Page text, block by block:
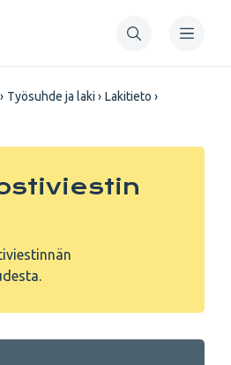
Työsuhde ja laki
Lakitieto